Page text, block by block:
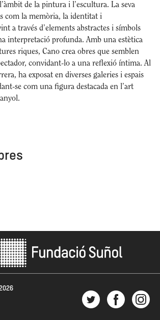
de la pintura i l’escultura. La seva
com la memòria, la identitat i
a través d’elements abstractes i símbols
interpretació profunda. Amb una estètica
riques, Cano crea obres que semblen
convidant-lo a una reflexió íntima. Al
ha exposat en diverses galeries i espais
se com una figura destacada en l’art